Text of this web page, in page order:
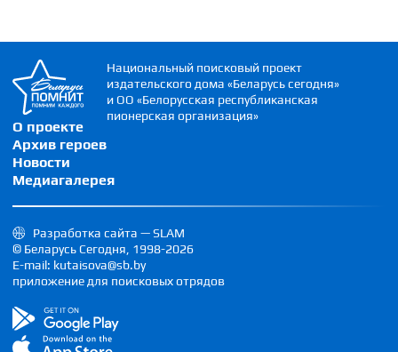
О проекте
Архив героев
Новости
Медиагалерея
Национальный поисковый проект
издательского дома «Беларусь сегодня»
и ОО «Белорусская республиканская
пионерская организация»
Разработка сайта — SLAM
© Беларусь Сегодня, 1998-2026
E-mail: kutaisova@sb.by
приложение для поисковых отрядов